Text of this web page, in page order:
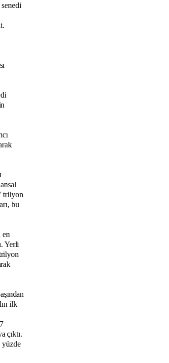
trilyon
bu
en
Yerli
ilk
çıktı.
yüzde